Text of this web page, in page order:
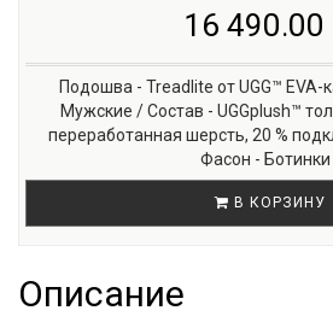
16 490.00
Подошва - Treadlite от UGG™ EVA-
Мужские / Состав - UGGplush™
переработанная шерсть, 20 %
Фасон -
В КОРЗИНУ
Описание